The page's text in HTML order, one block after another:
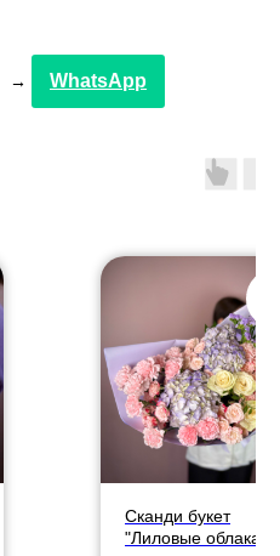
→ WhatsApp
Сканди букет
"Лиловые облака"